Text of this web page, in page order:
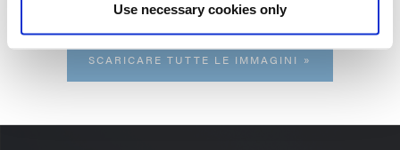
Use necessary cookies only
SCARICARE TUTTE LE IMMAGINI